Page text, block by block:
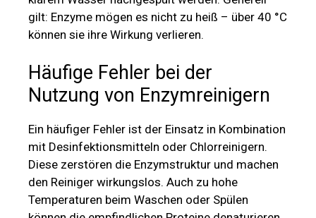
gilt: Enzyme mögen es nicht zu heiß – über 40 °C
können sie ihre Wirkung verlieren.
Häufige Fehler bei der
Nutzung von Enzymreinigern
Ein häufiger Fehler ist der Einsatz in Kombination
mit Desinfektionsmitteln oder Chlorreinigern.
Diese zerstören die Enzymstruktur und machen
den Reiniger wirkungslos. Auch zu hohe
Temperaturen beim Waschen oder Spülen